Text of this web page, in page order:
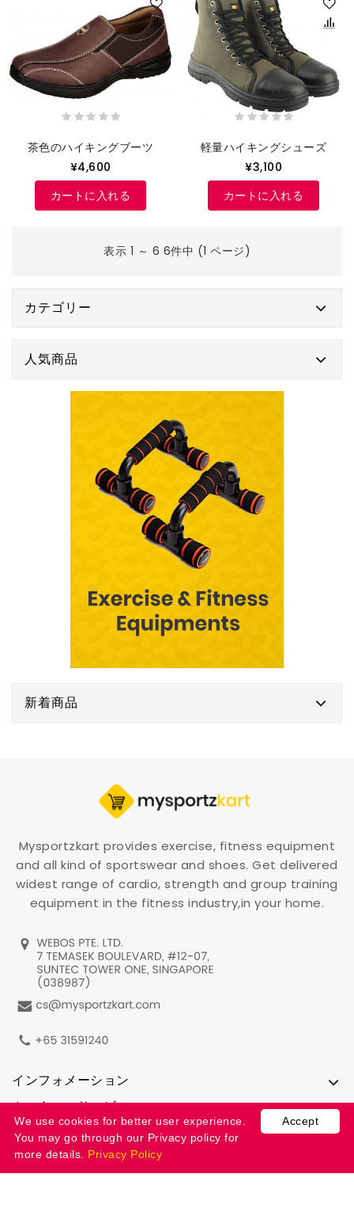
茶色のハイキングブーツ
¥4,600
カートに入れる
軽量ハイキングシューズ
¥3,100
カートに入れる
表示 1 ～ 6 6件中 (1 ページ)
カテゴリー
人気商品
新着商品
Mysportzkart provides exercise, fitness equipment
and all kind of sportswear and shoes. Get delivered
widest range of cardio, strength and group training
equipment in the fitness industry,in your home.
インフォメーション
カスタマーサービス
アカウント情報
Accept
We use cookies for better user experience.
You may go through our Privacy policy for
more details. Privacy Policy